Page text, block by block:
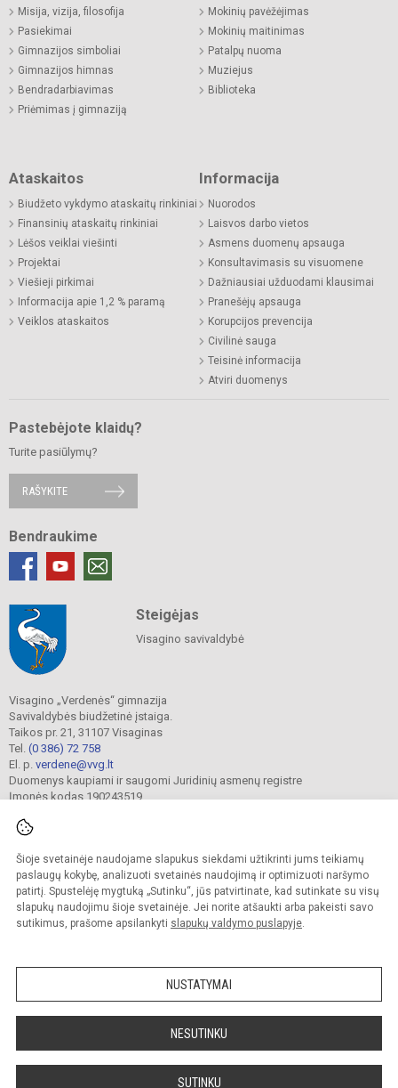
Šioje svetainėje naudojame slapukus siekdami užtikrinti jums teikiamų
paslaugų kokybę, analizuoti svetainės naudojimą ir optimizuoti naršymo
patirtį. Spustelėję mygtuką „Sutinku“, jūs patvirtinate, kad sutinkate su visų
slapukų naudojimu šioje svetainėje. Jei norite atšaukti arba pakeisti savo
sutikimus, prašome apsilankyti slapukų valdymo puslapyje.
NUSTATYMAI
NESUTINKU
SUTINKU
Misija, vizija, filosofija
Pasiekimai
Gimnazijos simboliai
Gimnazijos himnas
Bendradarbiavimas
Priėmimas į gimnaziją
Mokinių pavėžėjimas
Mokinių maitinimas
Patalpų nuoma
Muziejus
Biblioteka
Ataskaitos
Biudžeto vykdymo ataskaitų rinkiniai
Finansinių ataskaitų rinkiniai
Lėšos veiklai viešinti
Projektai
Viešieji pirkimai
Informacija apie 1,2 % paramą
Veiklos ataskaitos
Informacija
Nuorodos
Laisvos darbo vietos
Asmens duomenų apsauga
Konsultavimasis su visuomene
Dažniausiai užduodami klausimai
Pranešėjų apsauga
Korupcijos prevencija
Civilinė sauga
Teisinė informacija
Atviri duomenys
Pastebėjote klaidų?
Turite pasiūlymų?
RAŠYKITE
Bendraukime
Steigėjas
Visagino savivaldybė
Visagino „Verdenės“ gimnazija
Savivaldybės biudžetinė įstaiga.
Taikos pr. 21, 31107 Visaginas
Tel. (0 386) 72 758
El. p. verdene@vvg.lt
Duomenys kaupiami ir saugomi Juridinių asmenų registre
Įmonės kodas 190243519
© 2022. Visagino „Verdenės“ gimnazija. Visos teisės saugomos.
Kopijuoti turinį be raštiško gimnazijos sutikimo griežtai draudžiama.
Versija neįgaliesiems Slapukų valdymas
Sumanus būdas atnaujinti